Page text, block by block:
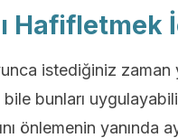
istediğiniz
bunları
önlemenin yanında